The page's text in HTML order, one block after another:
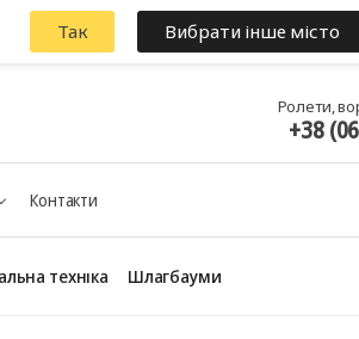
Ролети,
+38
Контакти
техніка Шлагбауми
Так Вибрати інше місто